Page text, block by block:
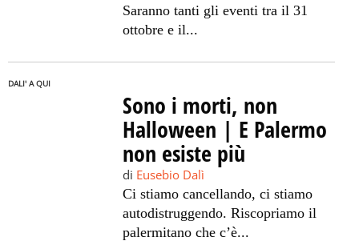
Saranno tanti gli eventi tra il 31
ottobre e il...
DALI' A QUI
Sono i morti, non
Halloween | E Palermo
non esiste più
di Eusebio Dalì
Ci stiamo cancellando, ci stiamo
autodistruggendo. Riscopriamo il
palermitano che c’è...